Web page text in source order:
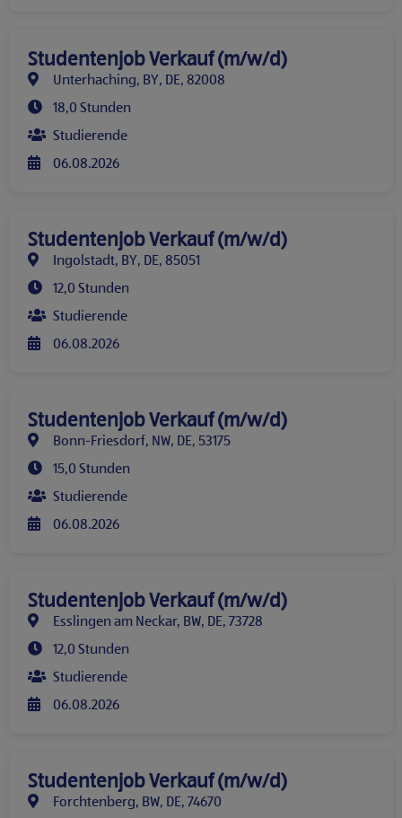
Studentenjob Verkauf (m/w/d)
Unterhaching, BY, DE, 82008
18,0 Stunden
Studierende
06.08.2026
Studentenjob Verkauf (m/w/d)
Ingolstadt, BY, DE, 85051
12,0 Stunden
Studierende
06.08.2026
Studentenjob Verkauf (m/w/d)
Bonn-Friesdorf, NW, DE, 53175
15,0 Stunden
Studierende
06.08.2026
Studentenjob Verkauf (m/w/d)
Esslingen am Neckar, BW, DE, 73728
12,0 Stunden
Studierende
06.08.2026
Studentenjob Verkauf (m/w/d)
Forchtenberg, BW, DE, 74670